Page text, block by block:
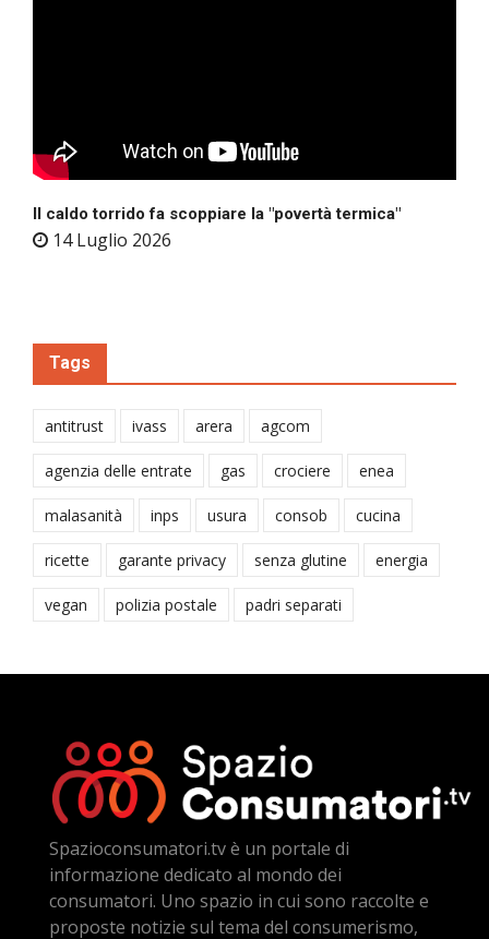
Il caldo torrido fa scoppiare la "povertà termica"
14 Luglio 2026
Tags
antitrust ivass arera agcom
agenzia delle entrate gas crociere enea
malasanità inps usura consob cucina
ricette garante privacy senza glutine energia
vegan polizia postale padri separati
Spazioconsumatori.tv è un portale di
informazione dedicato al mondo dei
consumatori. Uno spazio in cui sono raccolte e
proposte notizie sul tema del consumerismo,